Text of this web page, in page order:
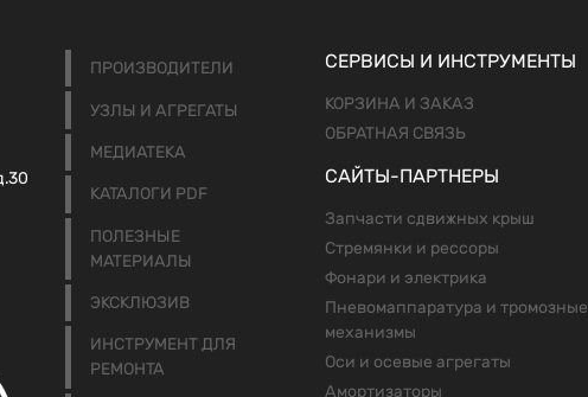
ПРОИЗВОДИТЕЛИ
УЗЛЫ И АГРЕГАТЫ
МЕДИАТЕКА
КАТАЛОГИ PDF
ПОЛЕЗНЫЕ
МАТЕРИАЛЫ
ЭКСКЛЮЗИВ
ИНСТРУМЕНТ ДЛЯ
РЕМОНТА
СЕРВИСЫ И ИНСТРУМЕНТЫ
КОРЗИНА И ЗАКАЗ
ОБРАТНАЯ СВЯЗЬ
САЙТЫ-ПАРТНЕРЫ
Запчасти сдвижных крыш
Стремянки и рессоры
Фонари и электрика
Пневомаппаратура и тромозные
механизмы
Оси и осевые агрегаты
Амортизаторы